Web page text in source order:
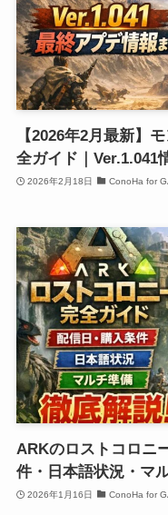
【2026年2月最新】
全ガイド｜Ver.1.041
2026年2月18日 ConoHa for
ARKのロストコロニ
件・日本語状況・マ
2026年1月16日 ConoHa for